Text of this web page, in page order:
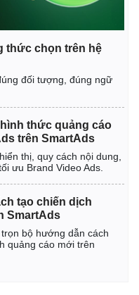
thức chọn trên hệ
đối tượng, đúng ngữ
thức quảng cáo
trên SmartAds
thị, quy cách nội dung,
ưu Brand Video Ads.
tạo chiến dịch
SmartAds
bộ hướng dẫn cách
quảng cáo mới trên